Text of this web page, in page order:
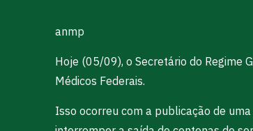
anmp
Hoje (05/09), o Secretário do Regime
Médicos Federais.
Isso ocorreu com a publicação de